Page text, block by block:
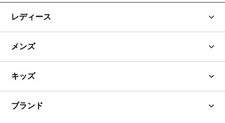
レディース
メンズ
キッズ
ブランド